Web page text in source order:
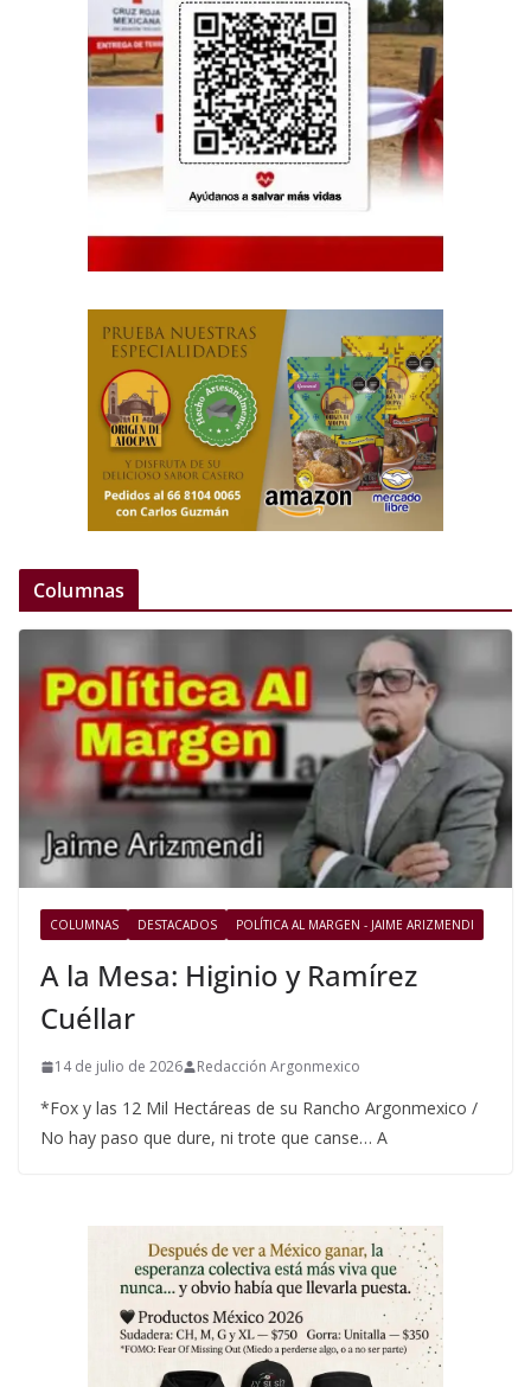
Columnas
COLUMNAS DESTACADOS POLÍTICA AL MARGEN - JAIME ARIZMENDI
A la Mesa: Higinio y Ramírez
Cuéllar
14 de julio de 2026 Redacción Argonmexico
*Fox y las 12 Mil Hectáreas de su Rancho Argonmexico /
No hay paso que dure, ni trote que canse… A